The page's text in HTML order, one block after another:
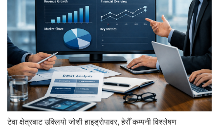
टेवा क्षेत्रबाट उक्लियो जोशी हाइड्रोपावर, हेरौँ कम्पनी विश्लेषण